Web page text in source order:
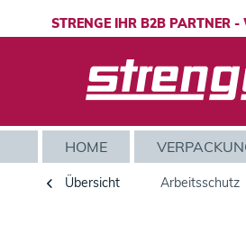
STRENGE IHR B2B
HOME
Übersicht Arbeitsschutz